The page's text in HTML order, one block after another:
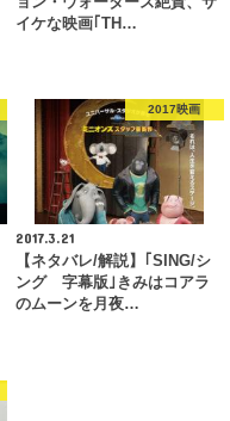
イケな映画｢TH…
2017映画
2017.3.21
【ネタバレ/解説】｢SING/シ
ング 字幕版｣きみはコアラ
のムーンを月夜…